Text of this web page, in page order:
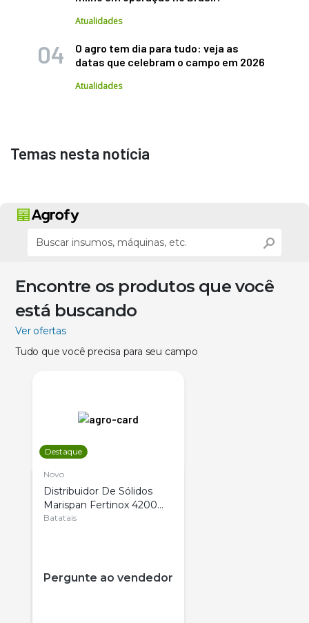
Atualidades
O agro tem dia para tudo: veja as
datas que celebram o campo em 2026
Atualidades
Temas nesta notícia
Encontre os produtos que você
está buscando
Ver ofertas
Tudo que você precisa para seu campo
Destaque
Novo
Distribuidor De Sólidos
Marispan Fertinox 4200
Citrus
Batatais
Pergunte ao vendedor